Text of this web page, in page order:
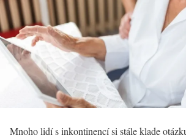
Mnoho lidí s inkontinencí si stále klade